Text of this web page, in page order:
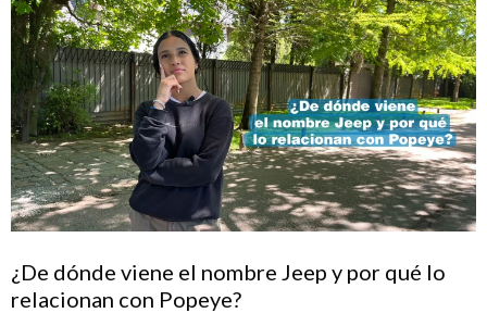
¿De dónde viene el nombre Jeep y por qué lo
relacionan con Popeye?